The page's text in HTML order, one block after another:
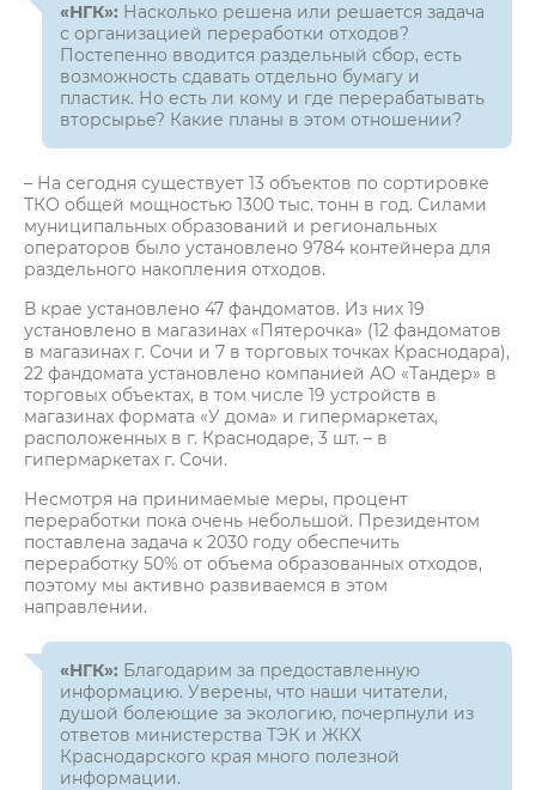
«НГК»: Насколько решена или решается задача
с организацией переработки отходов?
Постепенно вводится раздельный сбор, есть
возможность сдавать отдельно бумагу и
пластик. Но есть ли кому и где перерабатывать
вторсырье? Какие планы в этом отношении?
– На сегодня существует 13 объектов по сортировке
ТКО общей мощностью 1300 тыс. тонн в год. Силами
муниципальных образований и региональных
операторов было установлено 9784 контейнера для
раздельного накопления отходов.
В крае установлено 47 фандоматов. Из них 19
установлено в магазинах «Пятерочка» (12 фандоматов
в магазинах г. Сочи и 7 в торговых точках Краснодара),
22 фандомата установлено компанией АО «Тандер» в
торговых объектах, в том числе 19 устройств в
магазинах формата «У дома» и гипермаркетах,
расположенных в г. Краснодаре, 3 шт. – в
гипермаркетах г. Сочи.
Несмотря на принимаемые меры, процент
переработки пока очень небольшой. Президентом
поставлена задача к 2030 году обеспечить
переработку 50% от объема образованных отходов,
поэтому мы активно развиваемся в этом
направлении.
«НГК»: Благодарим за предоставленную
информацию. Уверены, что наши читатели,
душой болеющие за экологию, почерпнули из
ответов министерства ТЭК и ЖКХ
Краснодарского края много полезной
информации.